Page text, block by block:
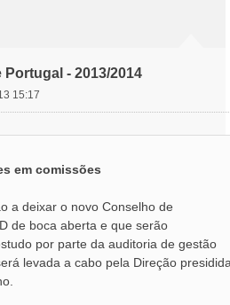
- 2013/2014
15:17
em comissões
a deixar o novo Conselho de
de boca aberta e que serão
por parte da auditoria de gestão
levada a cabo pela Direção